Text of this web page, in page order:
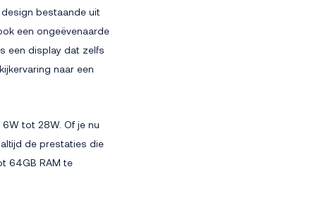
bestaande uit
een ongeëvenaarde
een display dat zelfs
naar een
tot 28W. Of je nu
de prestaties die
64GB RAM te